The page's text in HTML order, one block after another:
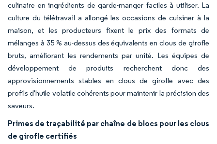
culinaire en ingrédients de garde-manger faciles à utiliser. La
culture du télétravail a allongé les occasions de cuisiner à la
maison, et les producteurs fixent le prix des formats de
mélanges à 35 % au-dessus des équivalents en clous de girofle
bruts, améliorant les rendements par unité. Les équipes de
développement de produits recherchent donc des
approvisionnements stables en clous de girofle avec des
profils d'huile volatile cohérents pour maintenir la précision des
saveurs.
Primes de traçabilité par chaîne de blocs pour les clous
de girofle certifiés